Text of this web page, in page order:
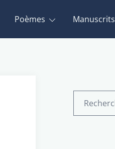
Poèmes Manuscrits